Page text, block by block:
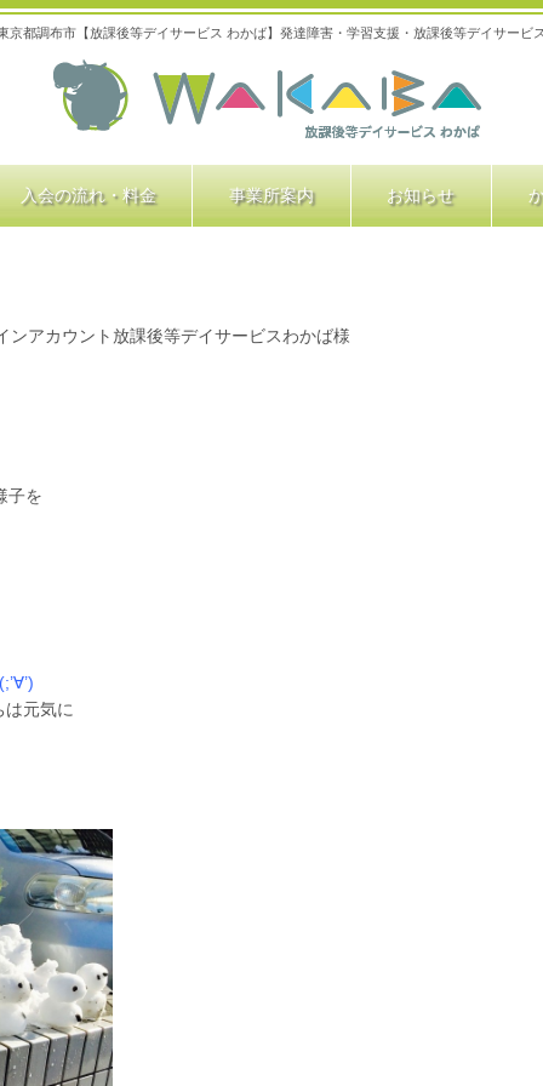
京都調布市【放課後等デイサービス わかば】発達障害・学習支援・放課後等デイサービ
入会の流れ・料金 事業所案内 お知らせ
ンアカウント放課後等デイサービスわかば様
子を
(;’∀’)
元気に